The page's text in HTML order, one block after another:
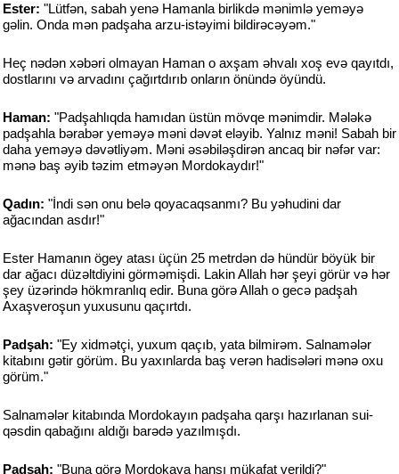
Ester: "Lütfən, sabah yenə Hamanla birlikdə mənimlə yeməyə
gəlin. Onda mən padşaha arzu-istəyimi bildirəcəyəm."
Heç nədən xəbəri olmayan Haman o axşam əhvalı xoş evə qayıtdı,
dostlarını və arvadını çağırtdırıb onların önündə öyündü.
Haman: "Padşahlıqda hamıdan üstün mövqe mənimdir. Mələkə
padşahla bərabər yeməyə məni dəvət eləyib. Yalnız məni! Sabah bir
daha yeməyə dəvətliyəm. Məni əsəbiləşdirən ancaq bir nəfər var:
mənə baş əyib təzim etməyən Mordokaydır!"
Qadın: "İndi sən onu belə qoyacaqsanmı? Bu yəhudini dar
ağacından asdır!"
Ester Hamanın ögey atası üçün 25 metrdən də hündür böyük bir
dar ağacı düzəltdiyini görməmişdi. Lakin Allah hər şeyi görür və hər
şey üzərində hökmranlıq edir. Buna görə Allah o gecə padşah
Axaşveroşun yuxusunu qaçırtdı.
Padşah: "Ey xidmətçi, yuxum qaçıb, yata bilmirəm. Salnamələr
kitabını gətir görüm. Bu yaxınlarda baş verən hadisələri mənə oxu
görüm."
Salnamələr kitabında Mordokayın padşaha qarşı hazırlanan sui-
qəsdin qabağını aldığı barədə yazılmışdı.
Padşah: "Buna görə Mordokaya hansı mükafat verildi?"